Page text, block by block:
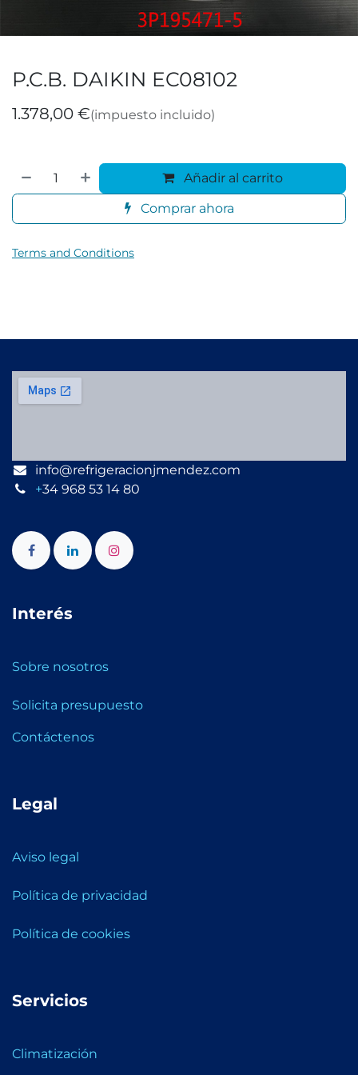
P.C.B. DAIKIN EC08102
1.378,00 €(impuesto incluido)
Añadir al carrito
Comprar ahora
Terms and Conditions
info@refrigeracionjmendez.com
+34 968 53 14 80
Interés
Sobre nosotros
Solicita presupuesto
Contáctenos
Legal
Aviso legal
Política de privacidad
Política de cookies
Servicios
Climatización